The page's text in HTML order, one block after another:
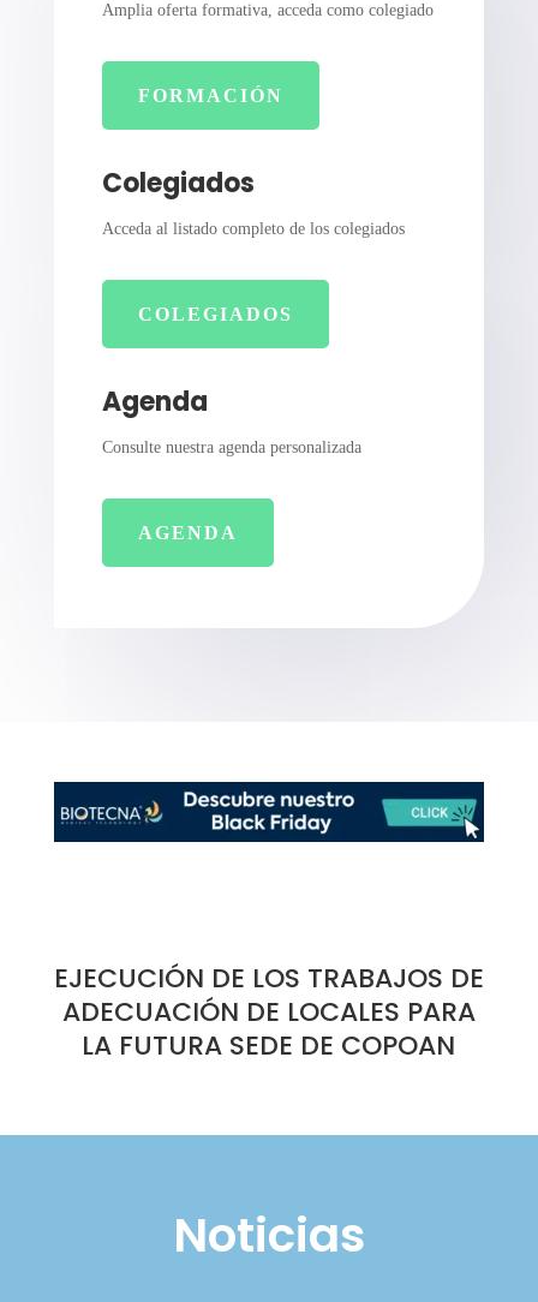
Amplia oferta formativa, acceda como colegiado
FORMACIÓN
Colegiados
Acceda al listado completo de los colegiados
COLEGIADOS
Agenda
Consulte nuestra agenda personalizada
AGENDA
EJECUCIÓN DE LOS TRABAJOS DE
ADECUACIÓN DE LOCALES PARA
LA FUTURA SEDE DE COPOAN
Noticias